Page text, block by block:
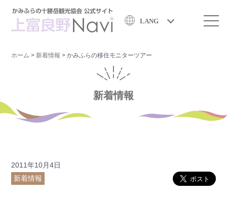
LANG
ホーム > 新着情報 >かみふらの移住モニターツアー
新着情報
2011年10月4日
新着情報